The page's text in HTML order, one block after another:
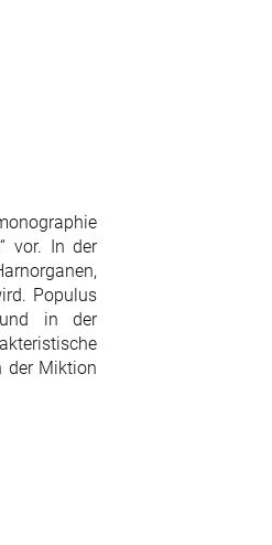
vor. In der
Populus
und in der
der Miktion